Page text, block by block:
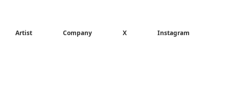
Artist Company X Instagram